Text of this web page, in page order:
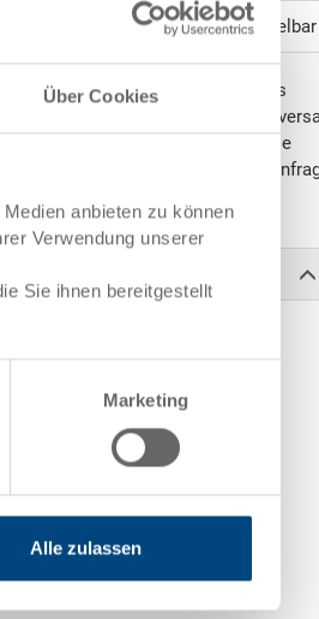
Über Cookies
anbieten zu können
Verwendung unserer
Sie ihnen bereitgestellt
Marketing
Alle zulassen
stapelbar
seiner Belastbarkeit bestens als
Zudem lässt sich dieser
Deckel stapeln (Behältermasse
Zusätzlich kann der Behälter auf